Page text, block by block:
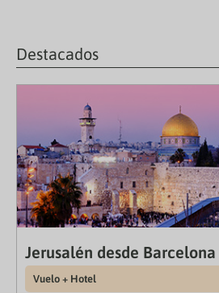
Destacados
Jerusalén desde Barcelona
Vuelo + Hotel